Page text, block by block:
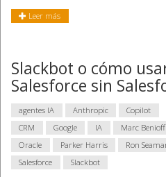
Leer más
Slackbot o cómo
Salesforce sin
agentes IA Anthropic
Copilot
CRM
Google IA Marc Benioff
Oracle
Parker Harris Ron
Salesforce
Slackbot